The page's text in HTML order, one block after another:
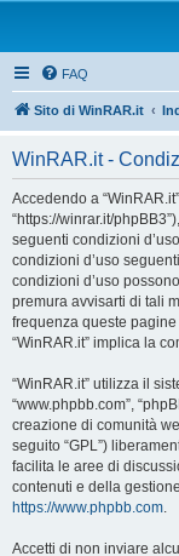
FAQ
Sito di WinRAR.it
WinRAR.it -
Accedendo a
“https://winrar.it/
seguenti condizioni
condizioni d’uso
condizioni d’uso
premura avvisarti di tali
frequenza queste
“WinRAR.it” implica la
“WinRAR.it” utilizza il
“www.phpbb.com”,
creazione di comunità
seguito “GPL”)
facilita le aree di
contenuti e della
https://www.phpbb.com.
Accetti di non inviare